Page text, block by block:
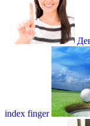
index finger